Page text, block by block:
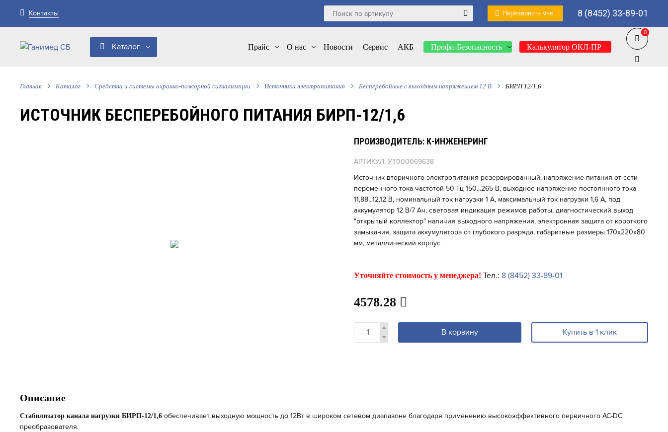
Контакты Перезвонить мне 8 (8452) 33-89-01
0
0
Прайс О нас Новости Сервис АКБ Профи-Безопасность Калькулятор ОКЛ-ПР
Каталог
Главная Каталог Средства и системы охранно-пожарной сигнализации Источники электропитания Бесперебойные с выходным напряжением 12 В БИРП 12/1,6
ИСТОЧНИК БЕСПЕРЕБОЙНОГО ПИТАНИЯ БИРП-12/1,6
ПРОИЗВОДИТЕЛЬ: К-ИНЖЕНЕРИНГ
АРТИКУЛ: УТ000069638
Источник вторичного электропитания резервированный, напряжение питания от сети
переменного тока частотой 50 Гц 150...265 В, выходное напряжение постоянного тока
11,88...12,12 В, номинальный ток нагрузки 1 А, максимальный ток нагрузки 1,6 А, под
аккумулятор 12 В/7 Ач, световая индикация режимов работы, диагностический выход
"открытый коллектор" наличия выходного напряжения, электронная защита от короткого
замыкания, защита аккумулятора от глубокого разряда, габаритные размеры 170х220х80
мм, металлический корпус
Уточняйте стоимость у менеджера! Тел.: 8 (8452) 33-89-01
4578.28
В корзину Купить в 1 клик
Описание
Стабилизатор канала нагрузки БИРП-12/1,6 обеспечивает выходную мощность до 12Вт в широком сетевом диапазоне благодаря применению высокоэффективного первичного AC-DC
преобразователя.